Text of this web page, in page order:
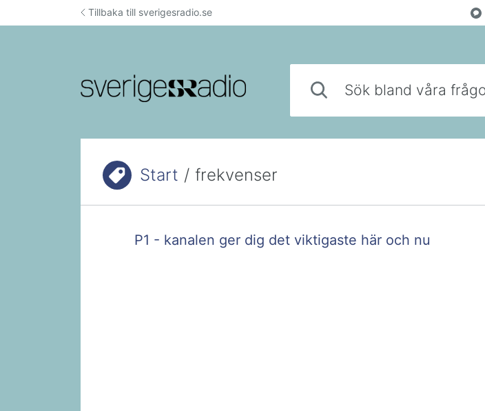
Hoppa till innehållTillbaka till sverigesradio.se
Du är här:Start / frekvenser
P1 - kanalen ger dig det viktigaste här och nu